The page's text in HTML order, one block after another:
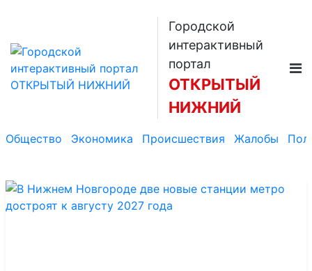
Городской
интерактивный
портал
ОТКРЫТЫЙ
НИЖНИЙ
Общество Экономика Происшествия Жалобы